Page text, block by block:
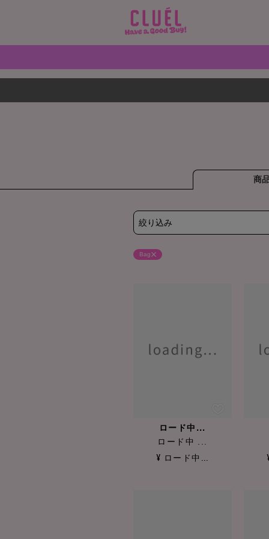
商
絞り込み
Bag
ロード中...
ロード中 ...
¥ ロード中...